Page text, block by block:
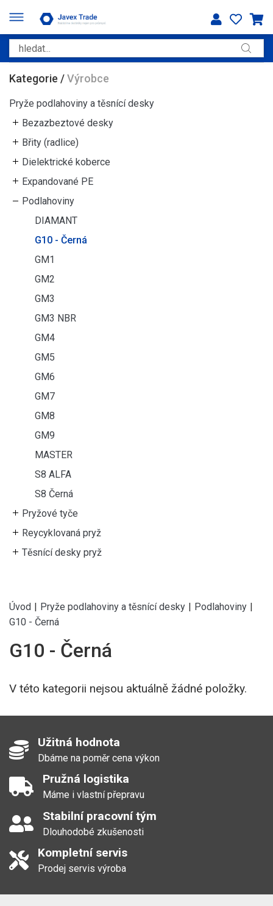
Kategorie /Výrobce
Pryže podlahoviny a těsnící desky
Bezazbeztové desky
Břity (radlice)
Dielektrické koberce
Expandované PE
Podlahoviny
DIAMANT
G10 - Černá
GM1
GM2
GM3
GM3 NBR
GM4
GM5
GM6
GM7
GM8
GM9
MASTER
S8 ALFA
S8 Černá
Pryžové tyče
Reycyklovaná pryž
Těsnící desky pryž
Úvod | Pryže podlahoviny a těsnící desky | Podlahoviny |
G10 - Černá
G10 - Černá
V této kategorii nejsou aktuálně žádné položky.
Užitná hodnota
Dbáme na poměr cena výkon
Pružná logistika
Máme i vlastní přepravu
Stabilní pracovní tým
Dlouhodobé zkušenosti
Kompletní servis
Prodej servis výroba